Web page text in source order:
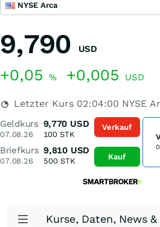
NYSE Arca
9,790 USD
+0,05 % +0,005 USD
Letzter Kurs 02:04:00 NYSE
Geldkurs
07.08.26
9,770 USD
100 STK
Briefkurs
07.08.26
9,810 USD
500STK
Verkauf
Kauf
Kurse, Daten, News